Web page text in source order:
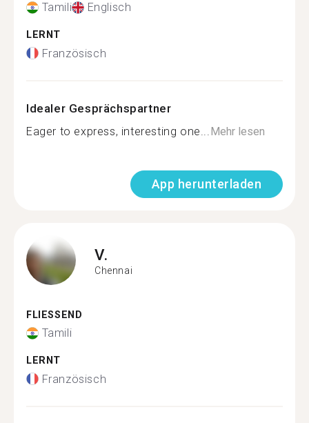
Tamili Englisch
LERNT
Französisch
Idealer Gesprächspartner
Eager to express, interesting one... Mehr lesen
App herunterladen
V.
Chennai
FLIESSEND
Tamili
LERNT
Französisch